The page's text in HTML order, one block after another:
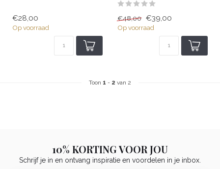
€28,00
Op voorraad
€48,00 €39,00
Op voorraad
Toon 1 - 2 van 2
10% KORTING VOOR JOU
Schrijf je in en ontvang inspiratie en voordelen in je inbox.